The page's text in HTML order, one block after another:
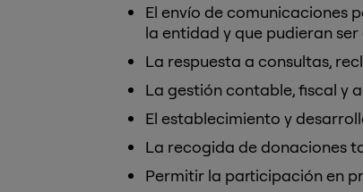
El envío de comunicaciones
la entidad y que pudieran ser
La respuesta a consultas,
La gestión contable, fiscal y
El establecimiento y
La recogida de donaciones
Permitir la participación en